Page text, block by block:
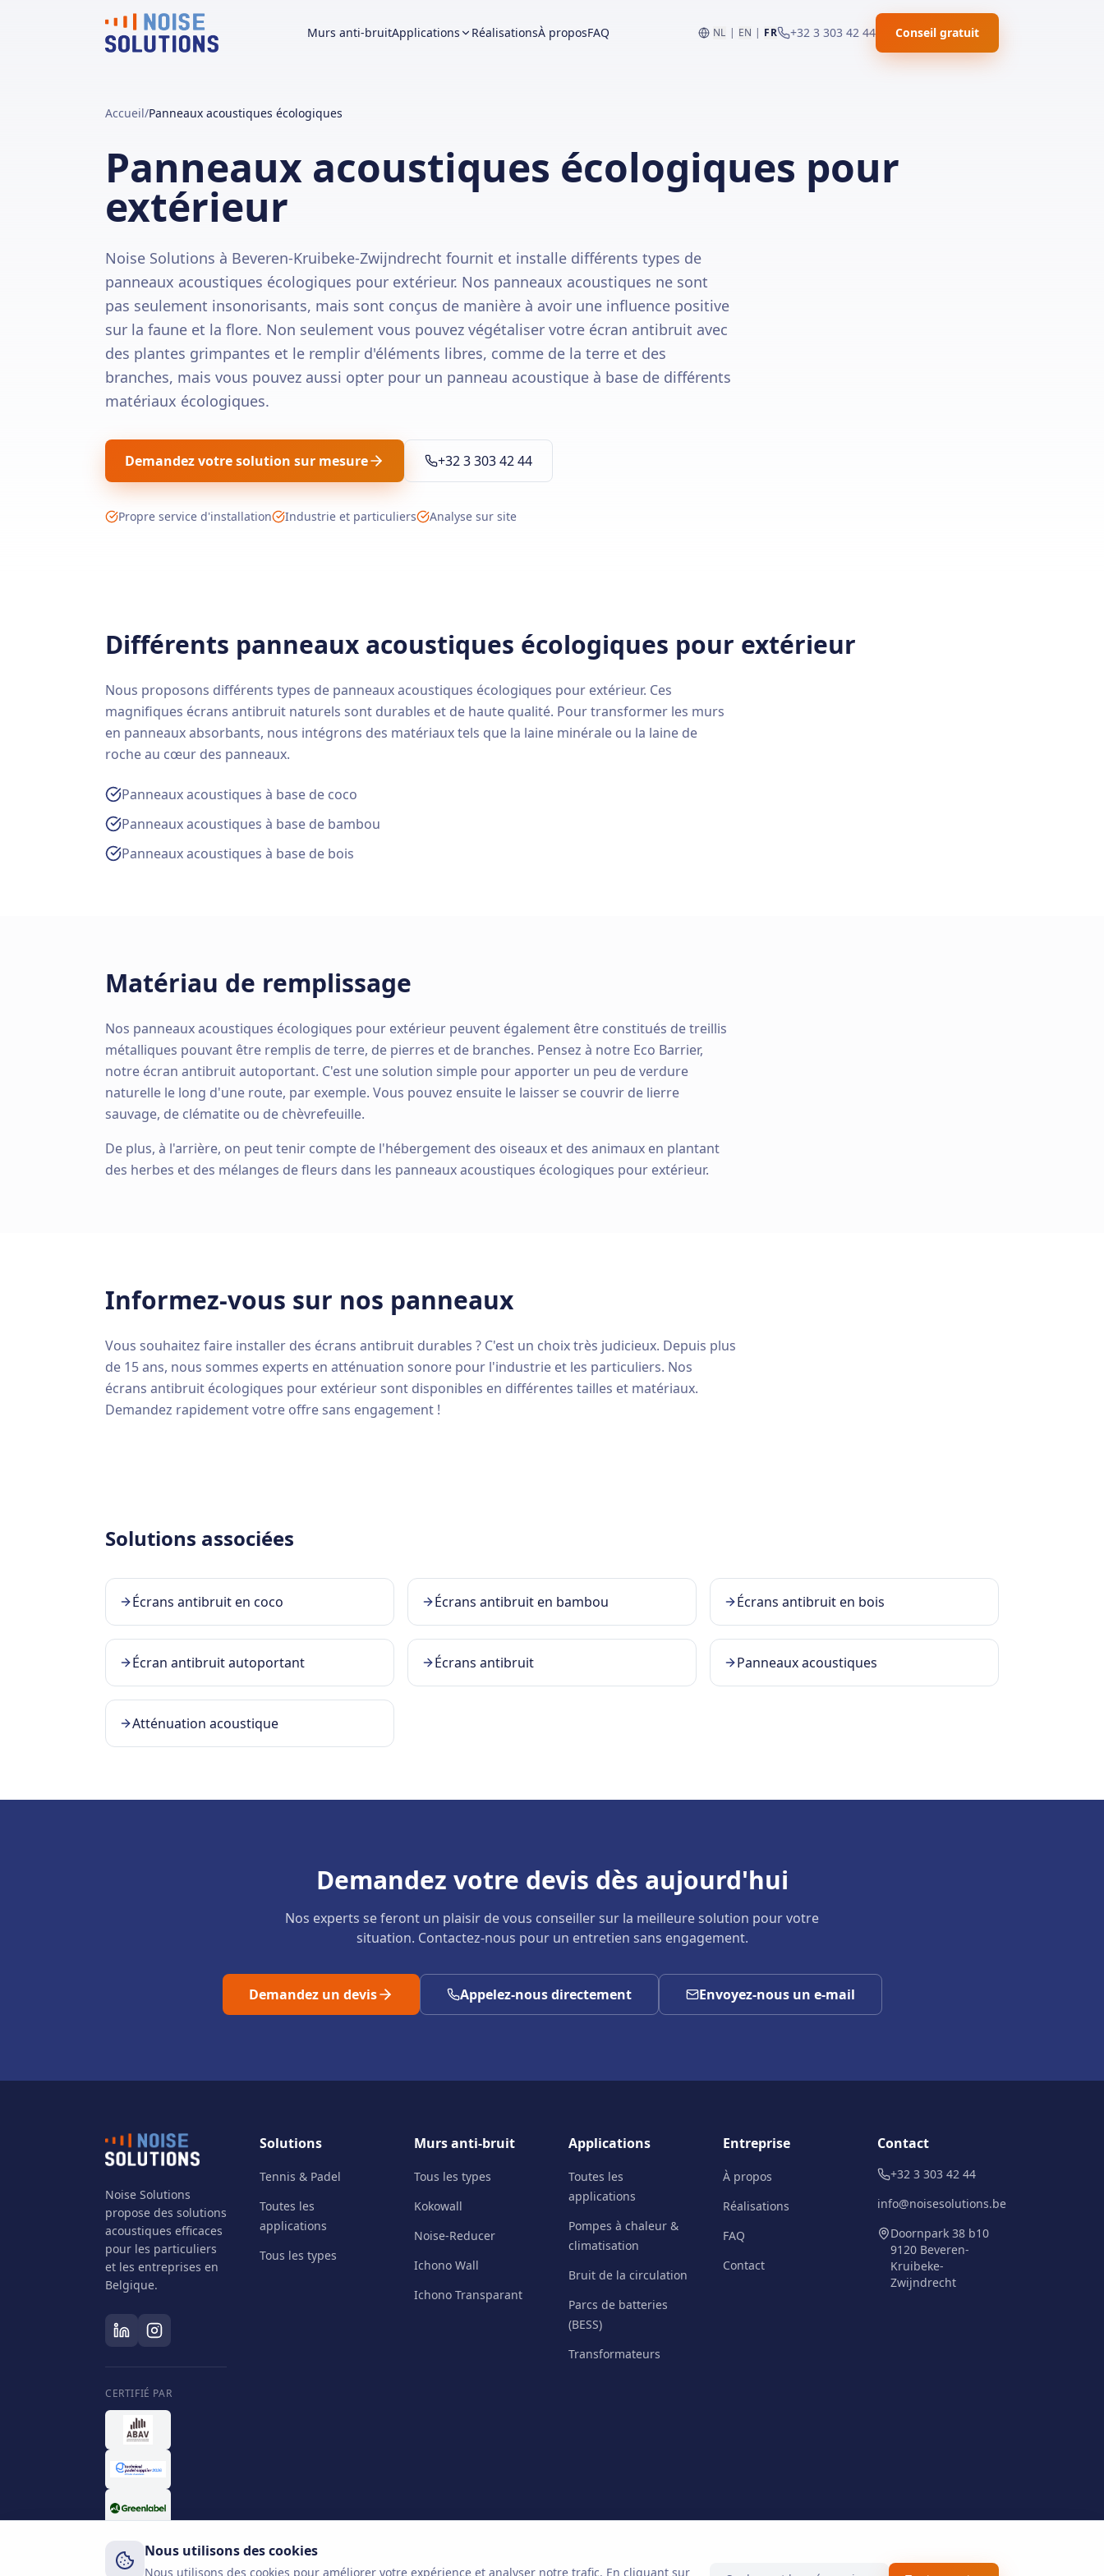
Murs anti-bruitApplications RéalisationsÀ proposFAQ NL | EN | FR +32 3 303 42 44 Conseil gratuit
Accueil/Panneaux acoustiques écologiques
Panneaux acoustiques écologiques pour
extérieur
Noise Solutions à Beveren-Kruibeke-Zwijndrecht fournit et installe différents types de
panneaux acoustiques écologiques pour extérieur. Nos panneaux acoustiques ne sont
pas seulement insonorisants, mais sont conçus de manière à avoir une influence positive
sur la faune et la flore. Non seulement vous pouvez végétaliser votre écran antibruit avec
des plantes grimpantes et le remplir d'éléments libres, comme de la terre et des
branches, mais vous pouvez aussi opter pour un panneau acoustique à base de différents
matériaux écologiques.
Demandez votre solution sur mesure +32 3 303 42 44
Propre service d'installation Industrie et particuliers Analyse sur site
Différents panneaux acoustiques écologiques pour extérieur
Nous proposons différents types de panneaux acoustiques écologiques pour extérieur. Ces
magnifiques écrans antibruit naturels sont durables et de haute qualité. Pour transformer les murs
en panneaux absorbants, nous intégrons des matériaux tels que la laine minérale ou la laine de
roche au cœur des panneaux.
Panneaux acoustiques à base de coco
Panneaux acoustiques à base de bambou
Panneaux acoustiques à base de bois
Matériau de remplissage
Nos panneaux acoustiques écologiques pour extérieur peuvent également être constitués de treillis
métalliques pouvant être remplis de terre, de pierres et de branches. Pensez à notre Eco Barrier,
notre écran antibruit autoportant. C'est une solution simple pour apporter un peu de verdure
naturelle le long d'une route, par exemple. Vous pouvez ensuite le laisser se couvrir de lierre
sauvage, de clématite ou de chèvrefeuille.
De plus, à l'arrière, on peut tenir compte de l'hébergement des oiseaux et des animaux en plantant
des herbes et des mélanges de fleurs dans les panneaux acoustiques écologiques pour extérieur.
Informez-vous sur nos panneaux
Vous souhaitez faire installer des écrans antibruit durables ? C'est un choix très judicieux. Depuis plus
de 15 ans, nous sommes experts en atténuation sonore pour l'industrie et les particuliers. Nos
écrans antibruit écologiques pour extérieur sont disponibles en différentes tailles et matériaux.
Demandez rapidement votre offre sans engagement !
Solutions associées
Écrans antibruit en coco Écrans antibruit en bambou Écrans antibruit en bois
Écran antibruit autoportant Écrans antibruit Panneaux acoustiques
Atténuation acoustique
Demandez votre devis dès aujourd'hui
Nos experts se feront un plaisir de vous conseiller sur la meilleure solution pour votre
situation. Contactez-nous pour un entretien sans engagement.
Demandez un devis Appelez-nous directement Envoyez-nous un e-mail
Noise Solutions
propose des solutions
acoustiques efficaces
pour les particuliers
et les entreprises en
Belgique.
CERTIFIÉ PAR
Solutions
Tennis & Padel
Toutes les
applications
Tous les types
Murs anti-bruit
Tous les types
Kokowall
Noise-Reducer
Ichono Wall
Ichono Transparant
Applications
Toutes les
applications
Pompes à chaleur &
climatisation
Bruit de la circulation
Parcs de batteries
(BESS)
Transformateurs
Entreprise
À propos
Réalisations
FAQ
Contact
Contact
+32 3 303 42 44
info@noisesolutions.be
Doornpark 38 b10
9120 Beveren-
Kruibeke-
Zwijndrecht
Nous utilisons des cookies
Nous utilisons des cookies pour améliorer votre expérience et analyser notre trafic. En cliquant sur